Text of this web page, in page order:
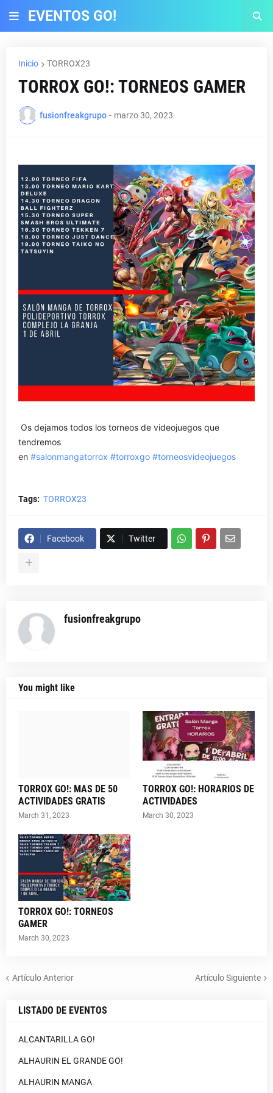
EVENTOS GO!
Inicio TORROX23
TORROX GO!: TORNEOS GAMER
fusionfreakgrupo - marzo 30, 2023
Os dejamos todos los torneos de videojuegos que
tendremos
en #salonmangatorrox #torroxgo #torneosvideojuegos
Tags: TORROX23
Facebook Twitter
fusionfreakgrupo
You might like
TORROX GO!: MAS DE 50
ACTIVIDADES GRATIS
March 31, 2023
TORROX GO!: HORARIOS DE
ACTIVIDADES
March 30, 2023
TORROX GO!: TORNEOS
GAMER
March 30, 2023
Artículo Anterior Artículo Siguiente
LISTADO DE EVENTOS
ALCANTARILLA GO!
ALHAURIN EL GRANDE GO!
ALHAURIN MANGA